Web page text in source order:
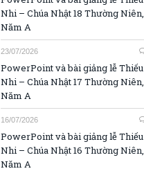
Nhi – Chúa Nhật 18 Thường Niên,
Năm A
23/07/2026
PowerPoint và bài giảng lễ Thiếu
Nhi – Chúa Nhật 17 Thường Niên,
Năm A
16/07/2026
PowerPoint và bài giảng lễ Thiếu
Nhi – Chúa Nhật 16 Thường Niên,
Năm A